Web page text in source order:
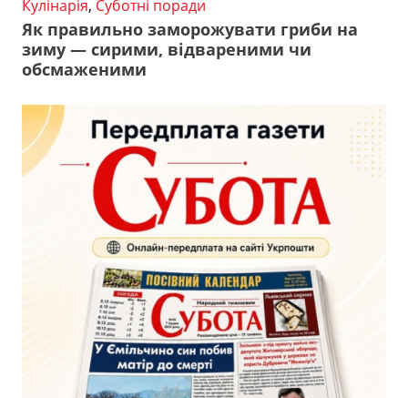
Кулінарія, Суботні поради
Як правильно заморожувати гриби на
зиму — сирими, відвареними чи
обсмаженими